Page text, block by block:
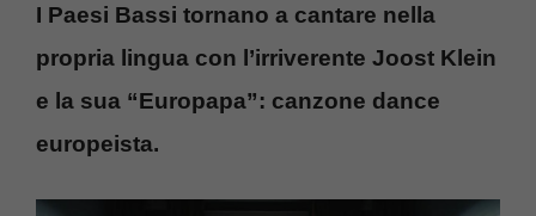
I Paesi Bassi tornano a cantare nella
propria lingua con l’irriverente Joost Klein
e la sua “Europapa”: canzone dance
europeista.